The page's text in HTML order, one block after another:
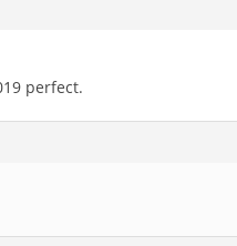
perfect.